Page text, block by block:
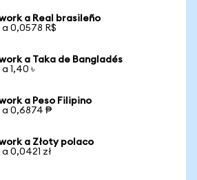
a Real brasileño
a 0,0578 R$
a Taka de Bangladés
1,40 ৳
a Peso Filipino
a 0,6874 ₱
a Złoty polaco
0,0421 zł